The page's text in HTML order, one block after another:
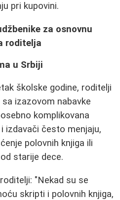
pri kupovini.
za osnovnu
roditelja
u Srbiji
školske godine, roditelji
izazovom nabavke
komplikovana
izdavači često menjaju,
polovnih knjiga ili
starije dece.
"Nekad su se
skripti i polovnih knjiga,